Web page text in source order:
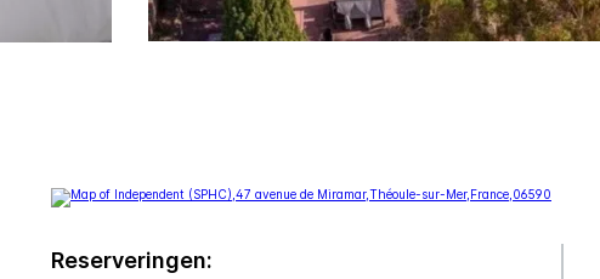
Reserveringen: